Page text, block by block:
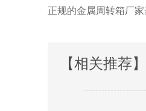
正规的金属周转箱厂家
【相关推荐】